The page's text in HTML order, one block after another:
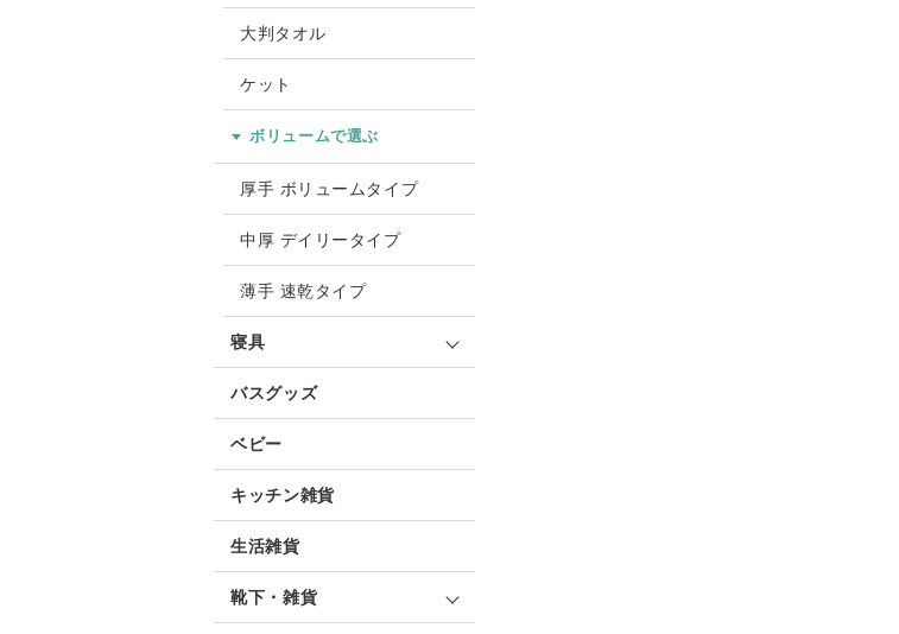
大判タオル
ケット
ボリュームで選ぶ
厚手 ボリュームタイプ
中厚 デイリータイプ
薄手 速乾タイプ
寝具
バスグッズ
ベビー
キッチン雑貨
生活雑貨
靴下・雑貨